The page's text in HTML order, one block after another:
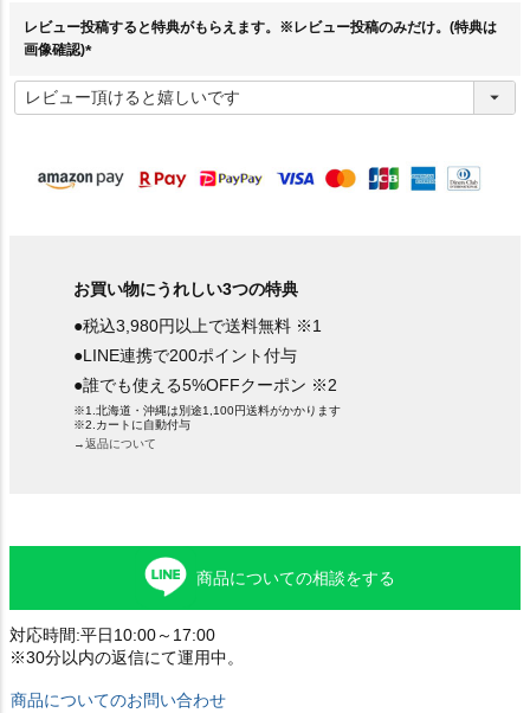
レビュー投稿すると特典がもらえます。※レビュー投稿のみだけ。(特典は
画像確認)
必
須
お買い物にうれしい3つの特典
●税込3,980円以上で送料無料 ※1
●LINE連携で200ポイント付与
●誰でも使える5%OFFクーポン ※2
※1.北海道・沖縄は別途1,100円送料がかかります
※2.カートに自動付与
→返品について
商品についての相談をする
対応時間:平日10:00～17:00
※30分以内の返信にて運用中。
商品についてのお問い合わせ